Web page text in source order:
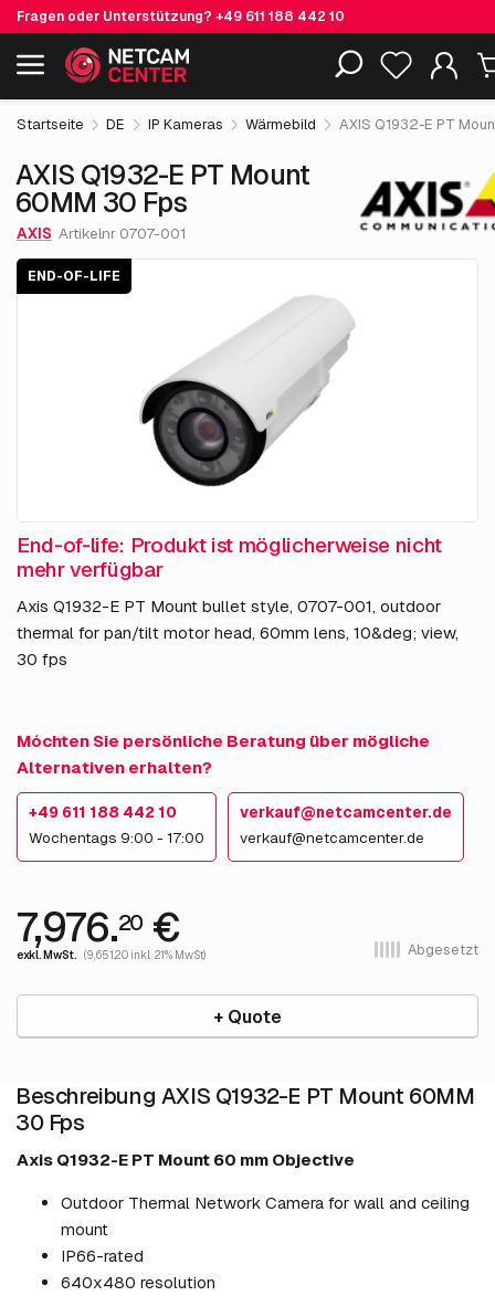
Fragen oder Unterstützung? +49 611 188 442 10
Einschließlich EOL-Produkte
AXIS Q1932-E PT Mount 60MM 30 Fps End-of-life7,976.20 €
exkl. MwSt.
Startseite DE IP Kameras Wärmebild AXIS Q1932-E PT
AXIS Q1932-E PT Mount
60MM 30 Fps
AXIS Artikelnr 0707-001
END-OF-LIFE
End-of-life: Produkt ist möglicherweise nicht
mehr verfügbar
Axis Q1932-E PT Mount bullet style, 0707-001, outdoor
thermal for pan/tilt motor head, 60mm lens, 10&deg; view,
30 fps
Móchten Sie persönliche Beratung über mögliche
Alternativen erhalten?
+49 611 188 442 10
Wochentags 9:00 - 17:00
verkauf@netcamcenter.de
verkauf@netcamcenter.de
7,976.20€
exkl. MwSt. (9,651.20 inkl. 21% MwSt) Abgesetzt
+ Quote
Beschreibung AXIS Q1932-E PT Mount 60MM
30 Fps
Axis Q1932-E PT Mount 60 mm Objective
Outdoor Thermal Network Camera for wall and ceiling
mount
IP66-rated
640x480 resolution